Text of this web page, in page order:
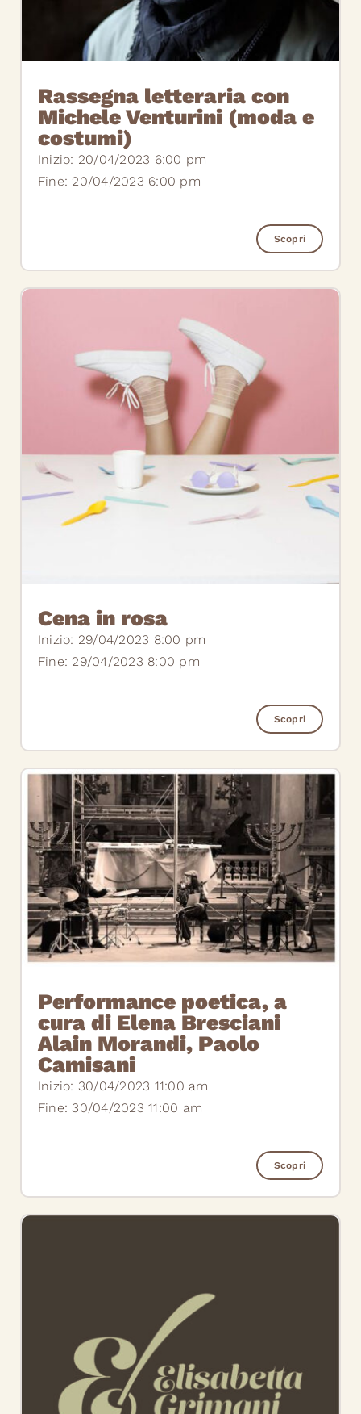
Rassegna letteraria con
Michele Venturini (moda e
costumi)
Inizio: 20/04/2023 6:00 pm
Fine: 20/04/2023 6:00 pm
Scopri
Cena in rosa
Inizio: 29/04/2023 8:00 pm
Fine: 29/04/2023 8:00 pm
Scopri
Performance poetica, a
cura di Elena Bresciani
Alain Morandi, Paolo
Camisani
Inizio: 30/04/2023 11:00 am
Fine: 30/04/2023 11:00 am
Scopri